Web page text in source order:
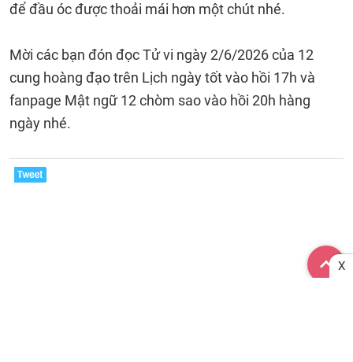
để đầu óc được thoải mái hơn một chút nhé.
Mời các bạn đón đọc Tử vi ngày 2/6/2026 của 12
cung hoàng đạo trên Lịch ngày tốt vào hồi 17h và
fanpage Mật ngữ 12 chòm sao vào hồi 20h hàng
ngày nhé.
X